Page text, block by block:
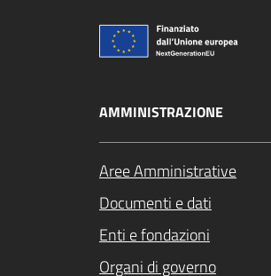
AMMINISTRAZIONE
Aree Amministrative
Documenti e dati
Enti e fondazioni
Organi di governo